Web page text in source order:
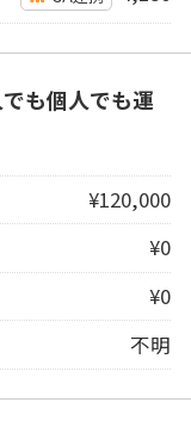
も個人でも運
¥120,000
¥0
¥0
不明